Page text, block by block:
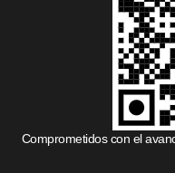
Comprometidos con el